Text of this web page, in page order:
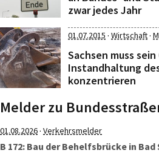
zwar jedes Jahr
01.07.2015 · Wirtschaft·
Sachsen muss
Instandhaltung
konzentrieren
Melder zu
01.08.2026· Verkehrsmelder
B 172: Bau der Behelfsbrücke in Bad